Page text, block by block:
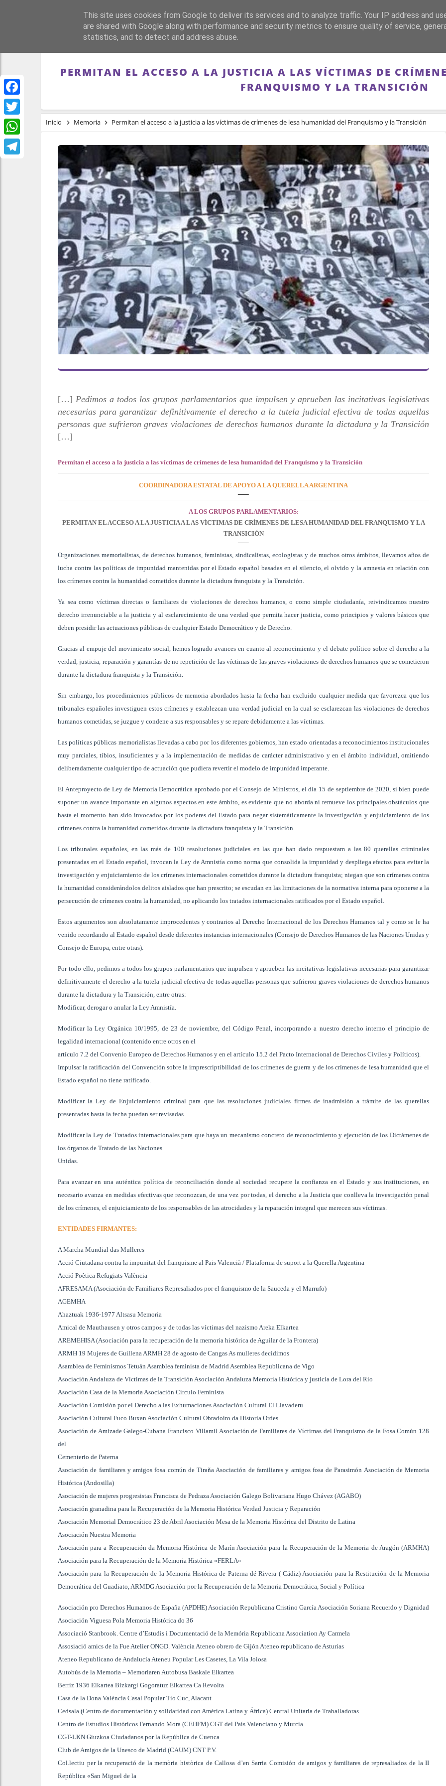
Facebook
Twitter
WhatsApp
PORTADA REPÚBLICA FRANQUISMO GUERRA DE ESPAÑA MEMORIA
PERMITAN EL ACCESO A LA JUSTICIA A LAS VÍCTIMAS DE
FRANQUISMO Y LA TRANSICIÓN
Inicio Memoria Permitan el acceso a la justicia a las víctimas de crímenes de lesa humanidad del Franquismo y la Transición
[…]Pedimos a todos los grupos parlamentarios que impulsen y aprueben las incitativas legislativas
necesarias para garantizar definitivamente el derecho a la tutela judicial efectiva de todas aquellas
personas que sufrieron graves violaciones de derechos humanos durante la dictadura y la Transición
[…]
Permitan el acceso a la justicia a las víctimas de crímenes de lesa humanidad del Franquismo y la Transición
COORDINADORA ESTATAL DE APOYO A LA QUERELLA ARGENTINA
A LOS GRUPOS PARLAMENTARIOS:
PERMITAN EL ACCESO A LA JUSTICIA A LAS VÍCTIMAS DE CRÍMENES DE LESA HUMANIDAD DEL FRANQUISMO Y LA
TRANSICIÓN
Organizaciones memorialistas, de derechos humanos, feministas, sindicalistas, ecologistas y de muchos otros ámbitos, llevamos años de
lucha contra las políticas de impunidad mantenidas por el Estado español basadas en el silencio, el olvido y la amnesia en relación con
los crímenes contra la humanidad cometidos durante la dictadura franquista y la Transición.
Ya sea como víctimas directas o familiares de violaciones de derechos humanos, o como simple ciudadanía, reivindicamos nuestro
derecho irrenunciable a la justicia y al esclarecimiento de una verdad que permita hacer justicia, como principios y valores básicos que
deben presidir las actuaciones públicas de cualquier Estado Democrático y de Derecho.
Gracias al empuje del movimiento social, hemos logrado avances en cuanto al reconocimiento y el debate político sobre el derecho a la
verdad, justicia, reparación y garantías de no repetición de las víctimas de las graves violaciones de derechos humanos que se cometieron
durante la dictadura franquista y la Transición.
Sin embargo, los procedimientos públicos de memoria abordados hasta la fecha han excluido cualquier medida que favorezca que los
tribunales españoles investiguen estos crímenes y establezcan una verdad judicial en la cual se esclarezcan las violaciones de derechos
humanos cometidas, se juzgue y condene a sus responsables y se repare debidamente a las víctimas.
Las políticas públicas memorialistas llevadas a cabo por los diferentes gobiernos, han estado orientadas a reconocimientos institucionales
muy parciales, tibios, insuficientes y a la implementación de medidas de carácter administrativo y en el ámbito individual, omitiendo
deliberadamente cualquier tipo de actuación que pudiera revertir el modelo de impunidad imperante.
El Anteproyecto de Ley de Memoria Democrática aprobado por el Consejo de Ministros, el día 15 de septiembre de 2020, si bien puede
suponer un avance importante en algunos aspectos en este ámbito, es evidente que no aborda ni remueve los principales obstáculos que
hasta el momento han sido invocados por los poderes del Estado para negar sistemáticamente la investigación y enjuiciamiento de los
crímenes contra la humanidad cometidos durante la dictadura franquista y la Transición.
Los tribunales españoles, en las más de 100 resoluciones judiciales en las que han dado respuestam a las 80 querellas criminales
presentadas en el Estado español, invocan la Ley de Amnistía como norma que consolida la impunidad y despliega efectos para evitar la
investigación y enjuiciamiento de los crímenes internacionales cometidos durante la dictadura franquista; niegan que son crímenes contra
la humanidad considerándolos delitos aislados que han prescrito; se escudan en las limitaciones de la normativa interna para oponerse a la
persecución de crímenes contra la humanidad, no aplicando los tratados internacionales ratificados por el Estado español.
Estos argumentos son absolutamente improcedentes y contrarios al Derecho Internacional de los Derechos Humanos tal y como se le ha
venido recordando al Estado español desde diferentes instancias internacionales (Consejo de Derechos Humanos de las Naciones Unidas y
Consejo de Europa, entre otras).
Por todo ello, pedimos a todos los grupos parlamentarios que impulsen y aprueben las incitativas legislativas necesarias para garantizar
definitivamente el derecho a la tutela judicial efectiva de todas aquellas personas que sufrieron graves violaciones de derechos humanos
durante la dictadura y la Transición, entre otras:
Modificar, derogar o anular la Ley Amnistía.
Modificar la Ley Orgánica 10/1995, de 23 de noviembre, del Código Penal, incorporando a nuestro derecho interno el principio de
legalidad internacional (contenido entre otros en el
artículo 7.2 del Convenio Europeo de Derechos Humanos y en el artículo 15.2 del Pacto Internacional de Derechos Civiles y Políticos).
Impulsar la ratificación del Convención sobre la imprescriptibilidad de los crímenes de guerra y de los crímenes de lesa humanidad que el
Estado español no tiene ratificado.
Modificar la Ley de Enjuiciamiento criminal para que las resoluciones judiciales firmes de inadmisión a trámite de las querellas
presentadas hasta la fecha puedan ser revisadas.
Modificar la Ley de Tratados internacionales para que haya un mecanismo concreto de reconocimiento y ejecución de los Dictámenes de
los órganos de Tratado de las Naciones
Unidas.
Para avanzar en una auténtica política de reconciliación donde al sociedad recupere la confianza en el Estado y sus instituciones, en
necesario avanza en medidas efectivas que reconozcan, de una vez por todas, el derecho a la Justicia que conlleva la investigación penal
de los crímenes, el enjuiciamiento de los responsables de las atrocidades y la reparación integral que merecen sus víctimas.
ENTIDADES FIRMANTES:
A Marcha Mundial das Mulleres
Acció Ciutadana contra la impunitat del franquisme al Pais Valencià / Plataforma de suport a la Querella Argentina
Acció Poètica Refugiats València
AFRESAMA (Asociación de Familiares Represaliados por el franquismo de la Sauceda y el Marrufo)
AGEMHA
Ahaztuak 1936-1977 Altsasu Memoria
Amical de Mauthausen y otros campos y de todas las víctimas del nazismo Areka Elkartea
AREMEHISA (Asociación para la recuperación de la memoria histórica de Aguilar de la Frontera)
ARMH 19 Mujeres de Guillena ARMH 28 de agosto de Cangas As mulleres decidimos
Asamblea de Feminismos Tetuán Asamblea feminista de Madrid Asemblea Republicana de Vigo
Asociación Andaluza de Víctimas de la Transición Asociación Andaluza Memoria Histórica y justicia de Lora del Río
Asociación Casa de la Memoria Asociación Círculo Feminista
Asociación Comisión por el Derecho a las Exhumaciones Asociación Cultural El Llavaderu
Asociación Cultural Fuco Buxan Asociación Cultural Obradoiro da Historia Ordes
Asociación de Amizade Galego-Cubana Francisco Villamil Asociación de Familiares de Víctimas del Franquismo de la Fosa Común 128
del
Cementerio de Paterna
Asociación de familiares y amigos fosa común de Tiraña Asociación de familiares y amigos fosa de Parasimón Asociación de Memoria
Histórica (Andosilla)
Asociación de mujeres progresistas Francisca de Pedraza Asociación Galego Bolivariana Hugo Chávez (AGABO)
Asociación granadina para la Recuperación de la Memoria Histórica Verdad Justicia y Reparación
Asociación Memorial Democrático 23 de Abril Asociación Mesa de la Memoria Histórica del Distrito de Latina
Asociación Nuestra Memoria
Asociación para a Recuperación da Memoria Histórica de Marín Asociación para la Recuperación de la Memoria de Aragón (ARMHA)
Asociación para la Recuperación de la Memoria Histórica «FERLA»
Asociación para la Recuperación de la Memoria Histórica de Paterna dé Rivera ( Cádiz) Asociación para la Restitución de la Memoria
Democrática del Guadiato, ARMDG Asociación por la Recuperación de la Memoria Democrática, Social y Política
Asociación pro Derechos Humanos de España (APDHE) Asociación Republicana Cristino García Asociación Soriana Recuerdo y Dignidad
Asociación Viguesa Pola Memoria Histórica do 36
Associació Stanbrook. Centre d’Estudis i Documentació de la Memória Republicana Association Ay Carmela
Assosiació amics de la Fue Atelier ONGD. València Ateneo obrero de Gijón Ateneo republicano de Asturias
Ateneo Republicano de Andalucía Ateneu Popular Les Casetes, La Vila Joiosa
Autobús de la Memoria – Memoriaren Autobusa Baskale Elkartea
Berriz 1936 Elkartea Bizkargi Gogoratuz Elkartea Ca Revolta
Casa de la Dona València Casal Popular Tio Cuc, Alacant
Cedsala (Centro de documentación y solidaridad con América Latina y África) Central Unitaria de Traballadoras
Centro de Estudios Históricos Fernando Mora (CEHFM) CGT del País Valenciano y Murcia
CGT-LKN Giuzkoa Ciudadanos por la República de Cuenca
Club de Amigos de la Unesco de Madrid (CAUM) CNT P.V.
Col.lectiu per la recuperació de la memòria històrica de Callosa d’en Sarria Comisión de amigos y familiares de represaliados de la II
República «San Miguel de la
This site uses cookies from Google to deliver its services and to analyze traffic. Your IP address and
are shared with Google along with performance and security metrics to ensure quality of service,
statistics, and to detect and address abuse.